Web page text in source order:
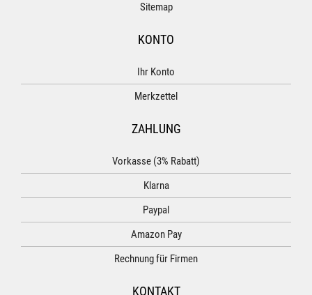
Sitemap
KONTO
Ihr Konto
Merkzettel
ZAHLUNG
Vorkasse (3% Rabatt)
Klarna
Paypal
Amazon Pay
Rechnung für Firmen
KONTAKT